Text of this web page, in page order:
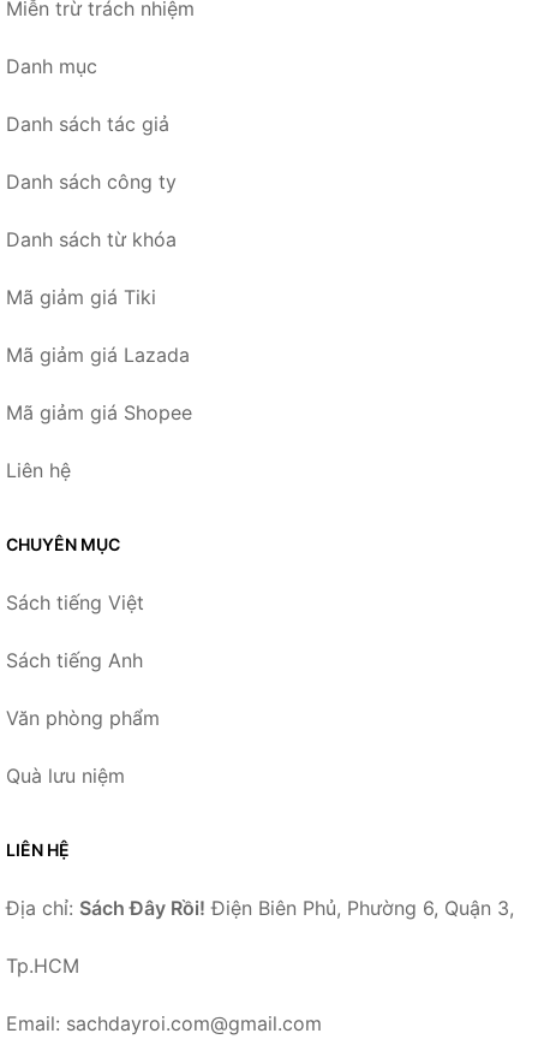
Miễn trừ trách nhiệm
Danh mục
Danh sách tác giả
Danh sách công ty
Danh sách từ khóa
Mã giảm giá Tiki
Mã giảm giá Lazada
Mã giảm giá Shopee
Liên hệ
CHUYÊN MỤC
Sách tiếng Việt
Sách tiếng Anh
Văn phòng phẩm
Quà lưu niệm
LIÊN HỆ
Địa chỉ: Sách Đây Rồi! Điện Biên Phủ, Phường 6, Quận 3,
Tp.HCM
Email: sachdayroi.com@gmail.com